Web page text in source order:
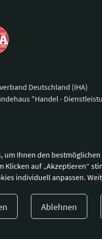
um Ihnen den
Klicken auf „Akzeptieren“
individuell anpassen.
Ablehnen
Deutschland (IHA)
"Handel -
Kontakt Impressum
Hotellerie